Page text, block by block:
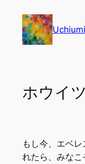
ホウイツ
もし今、エベ
れたら、みなこ